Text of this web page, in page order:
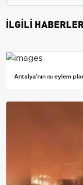
İLGİLİ HABERLER
Antalya'nın ısı eylem